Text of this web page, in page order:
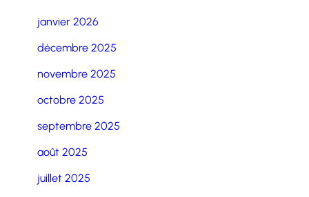
janvier 2026
décembre 2025
novembre 2025
octobre 2025
septembre 2025
août 2025
juillet 2025